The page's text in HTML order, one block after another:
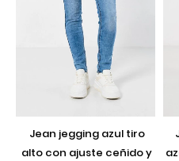
jean jegging azul tiro
alto con ajuste ceñido y
jean tiro